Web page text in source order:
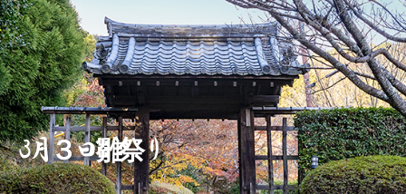
3月３日雛祭り